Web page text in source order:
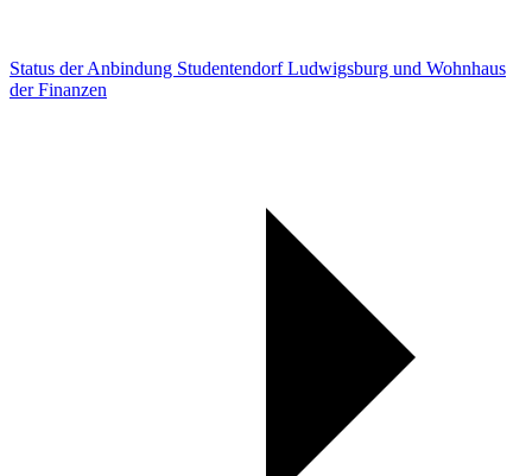
Status der Anbindung Studentendorf Ludwigsburg und Wohnhaus
der Finanzen